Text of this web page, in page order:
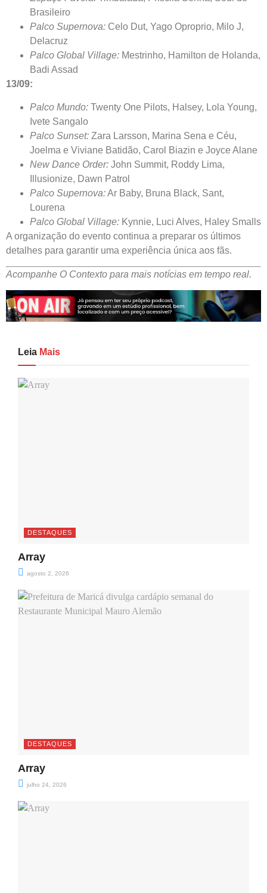
Brasileiro
Palco Supernova: Celo Dut, Yago Oproprio, Milo J,
Delacruz
Palco Global Village: Mestrinho, Hamilton de Holanda,
Badi Assad
13/09:
Palco Mundo: Twenty One Pilots, Halsey, Lola Young,
Ivete Sangalo
Palco Sunset: Zara Larsson, Marina Sena e Céu,
Joelma e Viviane Batidão, Carol Biazin e Joyce Alane
New Dance Order: John Summit, Roddy Lima,
Illusionize, Dawn Patrol
Palco Supernova:Ar Baby, Bruna Black, Sant,
Lourena
Palco Global Village: Kynnie, Luci Alves, Haley Smalls
A organização do evento continua a preparar os últimos
detalhes para garantir uma experiência única aos fãs.
Acompanhe O Contexto para mais notícias em tempo real.
Leia Mais
DESTAQUES
Array
agosto 2, 2026
DESTAQUES
Array
julho 24, 2026